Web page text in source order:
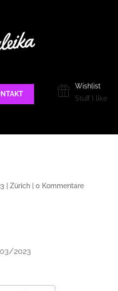
Wishlist
Stuff I like
Zürich| 0 Kommentare
2023